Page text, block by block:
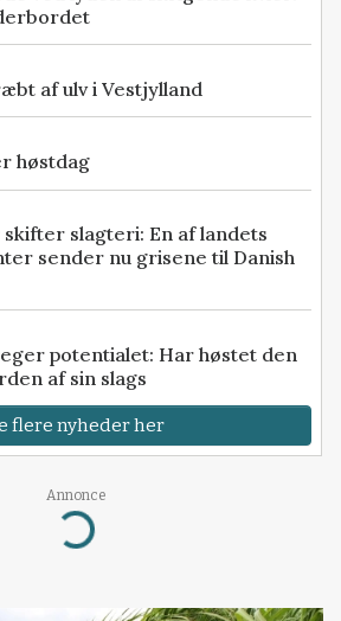
af ulv i Vestjylland
høstdag
skifter slagteri: En af landets
sender nu grisene til Danish
potentialet: Har høstet den
af sin slags
flere nyheder her
Annonce
Loading...